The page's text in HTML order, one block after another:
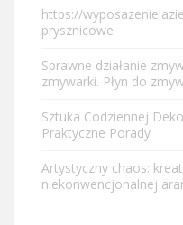
https://
prysznicowe
Sprawne działanie
zmywarki. Płyn do
Sztuka Codziennej
Praktyczne Porady
Artystyczny chaos:
niekonwencjonalnej